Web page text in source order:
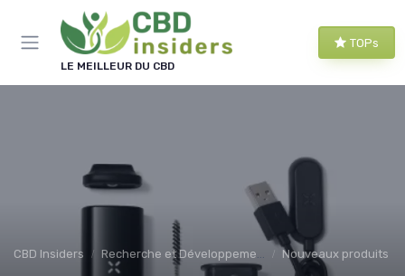
LE MEILLEUR DU CBD
TOPs
CBD Insiders Recherche et Développement en CBD Nouveaux produits
Panneau de gestion des cookies